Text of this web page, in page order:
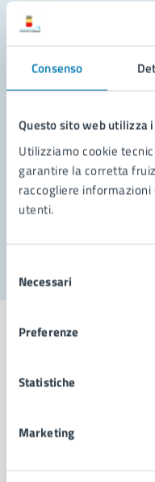
Consenso
Questo sito web utilizza
Utilizziamo cookie
garantire la corretta
raccogliere
utenti.
delNecessari
Preferenze
Statistiche
Marketing
Leggi le domande
Richiedi
Prenota
Problemi in città
Comune di
AMMINISTRAZIONE